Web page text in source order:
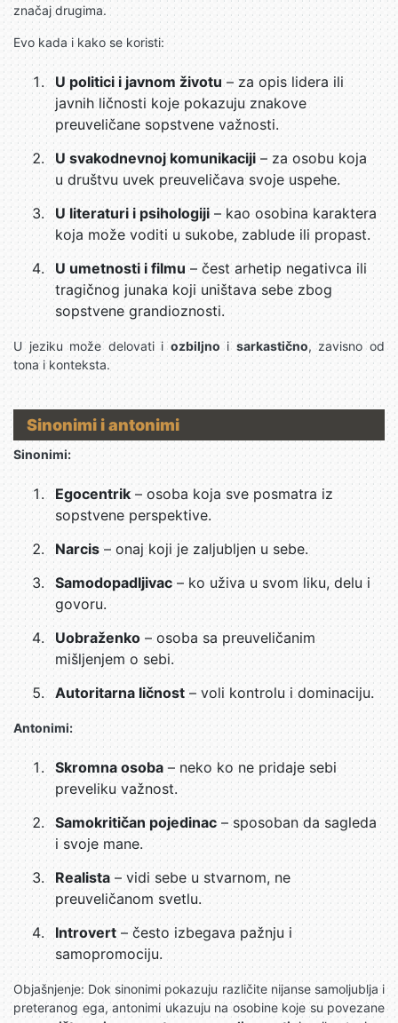
značaj drugima.
Evo kada i kako se koristi:
U politici i javnom životu– za opis lidera ili
javnih ličnosti koje pokazuju znakove
preuveličane sopstvene važnosti.
U svakodnevnoj komunikaciji – za osobu koja
u društvu uvek preuveličava svoje uspehe.
U literaturi i psihologiji– kao osobina karaktera
koja može voditi u sukobe, zablude ili propast.
U umetnosti i filmu – čest arhetip negativca ili
tragičnog junaka koji uništava sebe zbog
sopstvene grandioznosti.
U jeziku može delovati iozbiljno i sarkastično, zavisno od
tona i konteksta.
Sinonimi i antonimi
Sinonimi:
Egocentrik– osoba koja sve posmatra iz
sopstvene perspektive.
Narcis – onaj koji je zaljubljen u sebe.
Samodopadljivac– ko uživa u svom liku, delu i
govoru.
Uobraženko – osoba sa preuveličanim
mišljenjem o sebi.
Autoritarna ličnost – voli kontrolu i dominaciju.
Antonimi:
Skromna osoba – neko ko ne pridaje sebi
preveliku važnost.
Samokritičan pojedinac– sposoban da sagleda
i svoje mane.
Realista– vidi sebe u stvarnom, ne
preuveličanom svetlu.
Introvert– često izbegava pažnju i
samopromociju.
Objašnjenje: Dok sinonimi pokazuju različite nijanse samoljublja i
preteranog ega, antonimi ukazuju na osobine koje su povezane